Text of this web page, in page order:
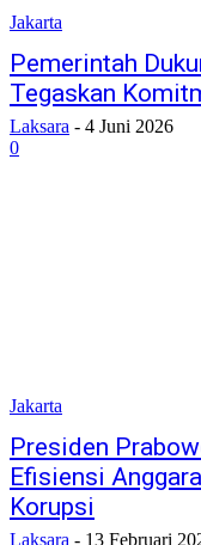
Jakarta
Pemerintah
Tegaskan
Laksara - 4 Juni 2026
0
Jakarta
Presiden
Efisiensi
Korupsi
Laksara - 13 Februari